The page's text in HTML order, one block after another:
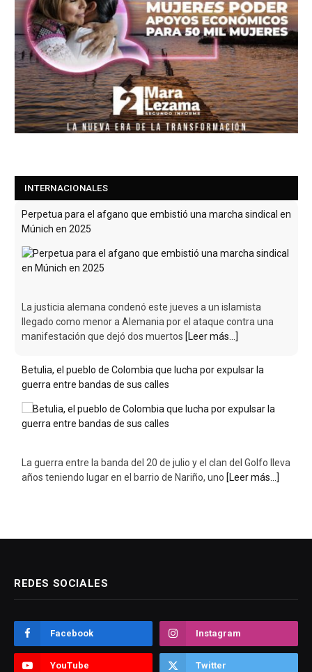
INTERNACIONALES
Perpetua para el afgano que embistió una marcha sindical en
Múnich en 2025
La justicia alemana condenó este jueves a un islamista
llegado como menor a Alemania por el ataque contra una
manifestación que dejó dos muertos [Leer más...]
Betulia, el pueblo de Colombia que lucha por expulsar la
guerra entre bandas de sus calles
La guerra entre la banda del 20 de julio y el clan del Golfo lleva
años teniendo lugar en el barrio de Nariño, uno [Leer más...]
REDES SOCIALES
Facebook Instagram
YouTube Twitter